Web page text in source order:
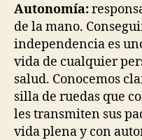
Autonomía:
de la mano.
independencia es
vida de cualquier
salud. Conocemos
silla de ruedas que
les transmiten sus
vida plena y con